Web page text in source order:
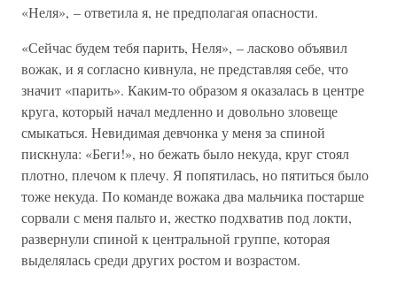
«Неля», – ответила я, не предполагая опасности.
«Сейчас будем тебя парить, Неля», – ласково объявил
вожак, и я согласно кивнула, не представляя себе, что
значит «парить». Каким-то образом я оказалась в центре
круга, который начал медленно и довольно зловеще
смыкаться. Невидимая девчонка у меня за спиной
пискнула: «Беги!», но бежать было некуда, круг стоял
плотно, плечом к плечу. Я попятилась, но пятиться было
тоже некуда. По команде вожака два мальчика постарше
сорвали с меня пальто и, жестко подхватив под локти,
развернули спиной к центральной группе, которая
выделялась среди других ростом и возрастом.